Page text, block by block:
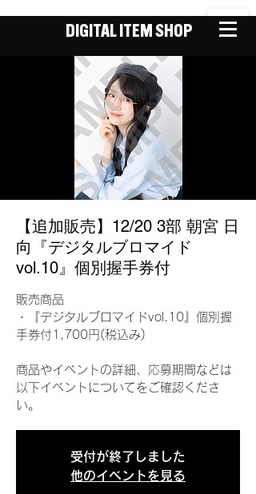
DIGITAL ITEM SHOP
【追加販売】12/20 3部 朝宮 日
向『デジタルブロマイド
vol.10』個別握手券付
販売商品
・『デジタルブロマイドvol.10』個別握
手券付1,700円(税込み)
商品やイベントの詳細、応募期間などは
以下イベントについてをご確認くださ
い。
受付が終了しました
他のイベントを見る